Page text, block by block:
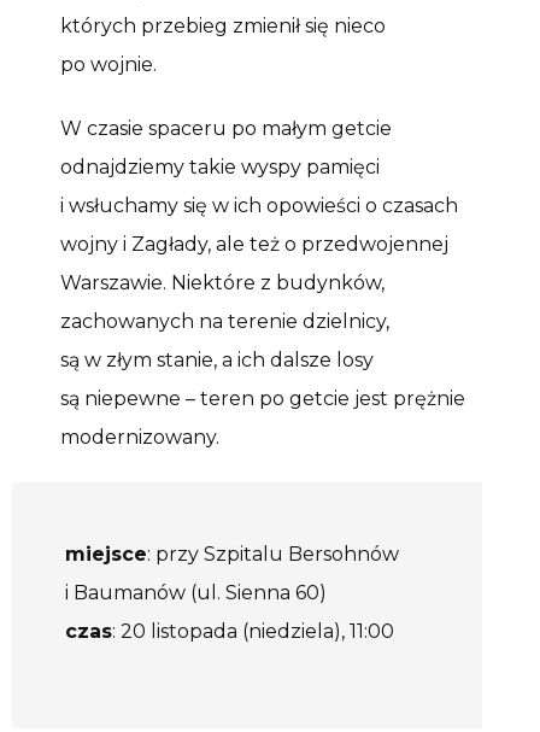
których przebieg zmienił się nieco
po wojnie.
W czasie spaceru po małym getcie
odnajdziemy takie wyspy pamięci
i wsłuchamy się w ich opowieści o czasach
wojny i Zagłady, ale też o przedwojennej
Warszawie. Niektóre z budynków,
zachowanych na terenie dzielnicy,
są w złym stanie, a ich dalsze losy
są niepewne – teren po getcie jest prężnie
modernizowany.
miejsce: przy Szpitalu Bersohnów
i Baumanów (ul. Sienna 60)
czas: 20 listopada (niedziela), 11:00